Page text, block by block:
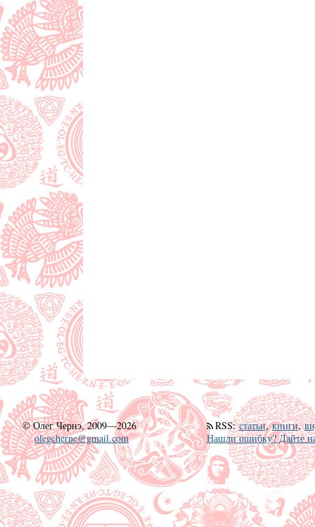
©Олег Чернэ, 2009—2026
olegcherne@gmail.com
RSS:статьи,книги,
Нашли ошибку? Дайте